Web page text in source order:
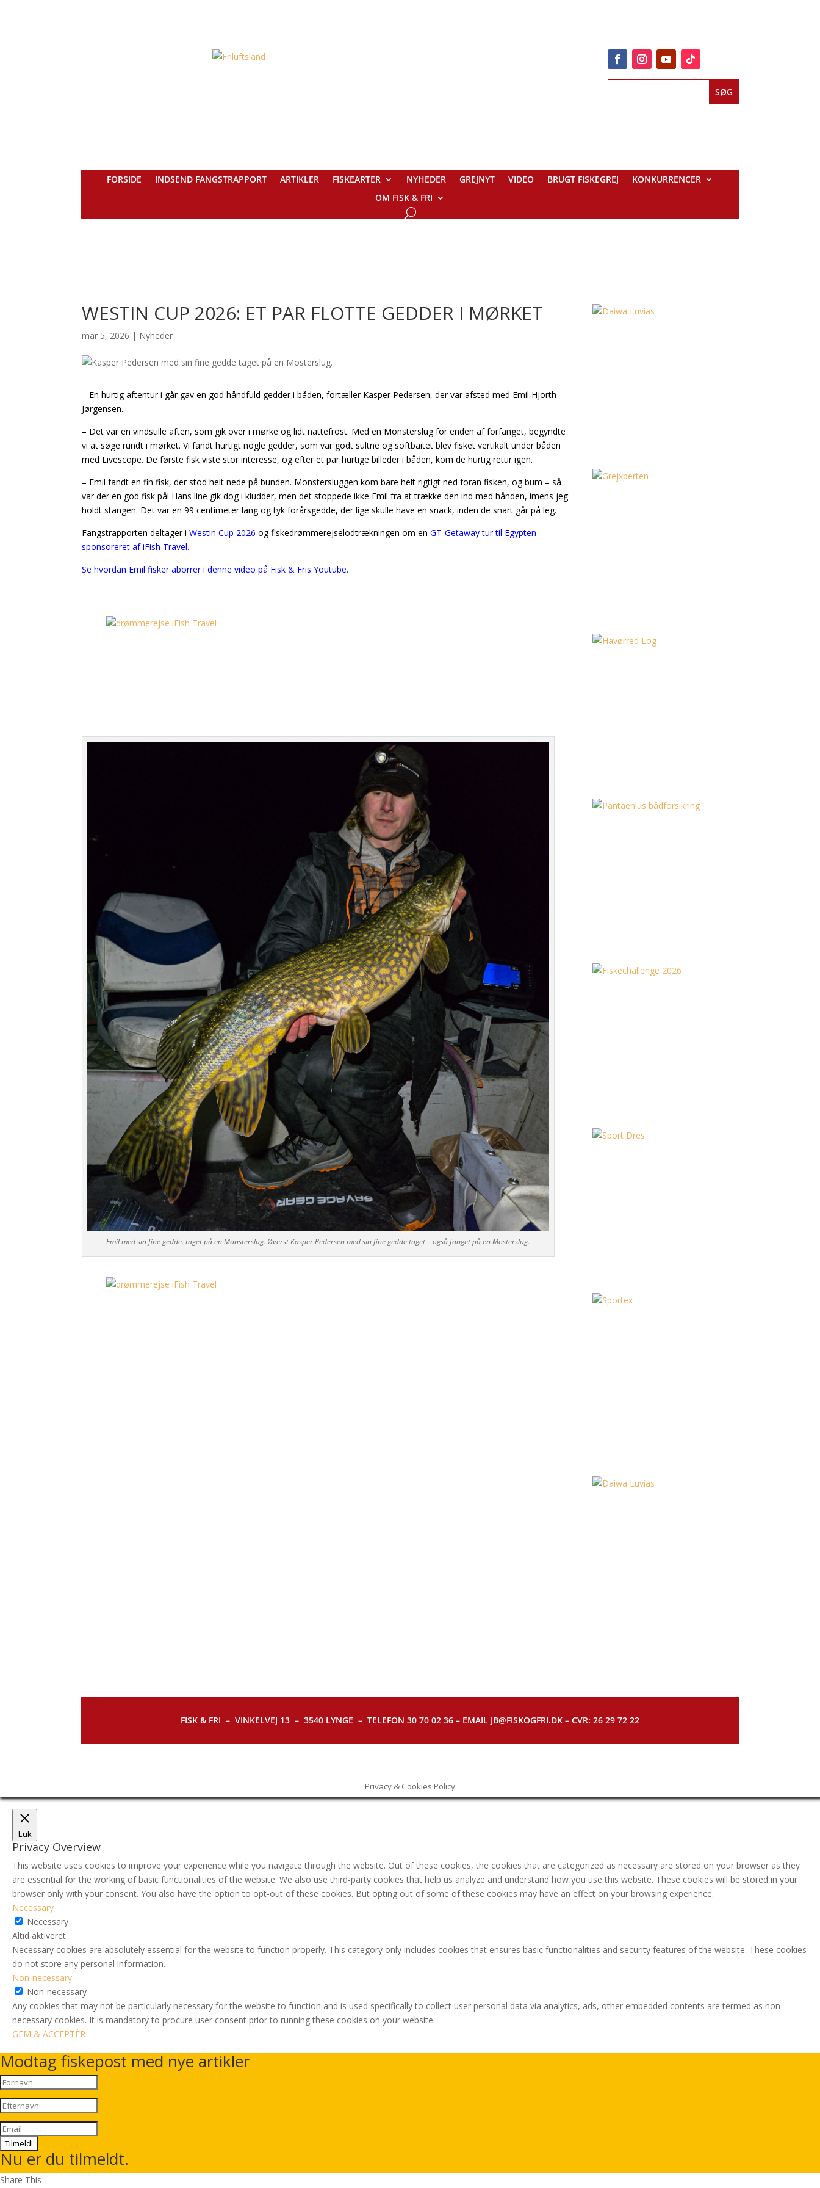
FORSIDE INDSEND FANGSTRAPPORT ARTIKLER FISKEARTER NYHEDER GREJNYT VIDEO BRUGT FISKEGREJ
KONKURRENCER
OM FISK & FRI
WESTIN CUP 2026: ET PAR FLOTTE GEDDER I MØRKET
mar 5, 2026 | Nyheder
– En hurtig aftentur i går gav en god håndfuld gedder i båden, fortæller Kasper Pedersen, der var afsted med Emil Hjorth
Jørgensen.
– Det var en vindstille aften, som gik over i mørke og lidt nattefrost. Med en Monsterslug for enden af forfanget, begyndte
vi at søge rundt i mørket. Vi fandt hurtigt nogle gedder, som var godt sultne og softbaitet blev fisket vertikalt under båden
med Livescope. De første fisk viste stor interesse, og efter et par hurtige billeder i båden, kom de hurtig retur igen.
– Emil fandt en fin fisk, der stod helt nede på bunden. Monstersluggen kom bare helt rigtigt ned foran fisken, og bum – så
var der en god fisk på! Hans line gik dog i kludder, men det stoppede ikke Emil fra at trække den ind med hånden, imens jeg
holdt stangen. Det var en 99 centimeter lang og tyk forårsgedde, der lige skulle have en snack, inden de snart går på leg.
Fangstrapporten deltager iWestin Cup 2026 og fiskedrømmerejselodtrækningen om enGT-Getaway tur til Egypten
sponsoreret af iFish Travel.
Se hvordan Emil fisker aborrer i denne video på Fisk & Fris Youtube.
Emil med sin fine gedde. taget på en Monsterslug. Øverst Kasper Pedersen med sin fine gedde taget – også fanget på en Mosterslug.
FISK & FRI – VINKELVEJ 13 – 3540 LYNGE – TELEFON 30 70 02 36 – EMAIL JB@FISKOGFRI.DK – CVR: 26 29 72 22
Privacy & Cookies Policy
Luk
Privacy Overview
This website uses cookies to improve your experience while you navigate through the website. Out of these cookies, the cookies that are categorized as necessary are stored on your browser as they
are essential for the working of basic functionalities of the website. We also use third-party cookies that help us analyze and understand how you use this website. These cookies will be stored in your
browser only with your consent. You also have the option to opt-out of these cookies. But opting out of some of these cookies may have an effect on your browsing experience.
Necessary
Necessary
Altid aktiveret
Necessary cookies are absolutely essential for the website to function properly. This category only includes cookies that ensures basic functionalities and security features of the website. These cookies
do not store any personal information.
Non-necessary
Non-necessary
Any cookies that may not be particularly necessary for the website to function and is used specifically to collect user personal data via analytics, ads, other embedded contents are termed as non-
necessary cookies. It is mandatory to procure user consent prior to running these cookies on your website.
GEM & ACCEPTÈR
Modtag fiskepost med nye artikler
Tilmeld!
Nu er du tilmeldt.
Share This